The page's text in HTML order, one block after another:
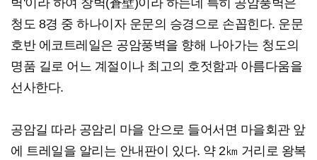
벽'이라 하여 창벽(蒼壁)이라 하는데 특히 공암풍벽은
청도 8경 중 하나이자 운문의 승경으로 손꼽힌다. 운문
호반 에코트레일은 공암풍벽을 향해 나아가는 청도의
명품 길로 어느 계절이나 최고의 호젓함과 아름다움을
선사한다.
공암길 따라 공암리 마을 안으로 들어서면 마을회관 앞
에 트레일을 알리는 안내판이 있다. 약 2㎞ 거리로 왕복